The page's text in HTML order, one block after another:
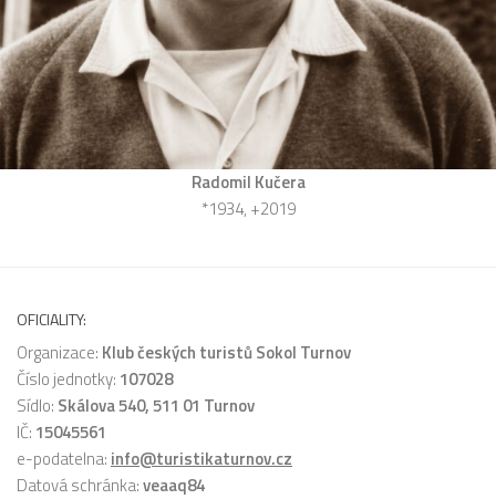
Radomil Kučera
*1934, +2019
OFICIALITY:
Organizace: Klub českých turistů Sokol Turnov
Číslo jednotky: 107028
Sídlo: Skálova 540, 511 01 Turnov
IČ: 15045561
e-podatelna: info@turistikaturnov.cz
Datová schránka:veaaq84